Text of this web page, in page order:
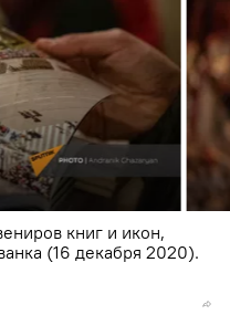
книг и икон,
(16 декабря 2020).